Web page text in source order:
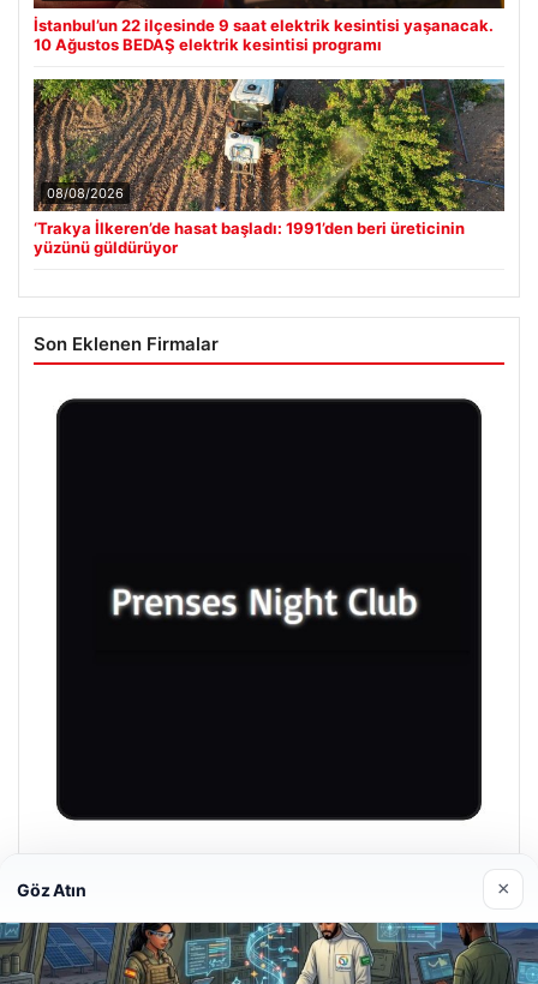
İstanbul’un 22 ilçesinde 9 saat elektrik kesintisi yaşanacak.
10 Ağustos BEDAŞ elektrik kesintisi programı
08/08/2026
‘Trakya İlkeren’de hasat başladı: 1991’den beri üreticinin
yüzünü güldürüyor
Son Eklenen Firmalar
29/04/2026
Göz Atın ×